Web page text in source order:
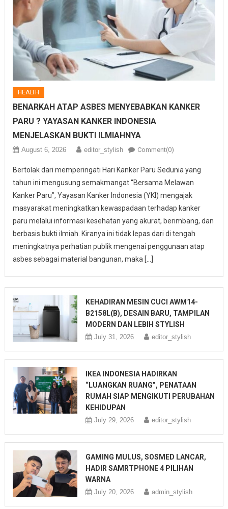
HEALTH
BENARKAH ATAP ASBES MENYEBABKAN KANKER
PARU ? YAYASAN KANKER INDONESIA
MENJELASKAN BUKTI ILMIAHNYA
August 6, 2026 editor_stylish Comment(0)
Bertolak dari memperingati Hari Kanker Paru Sedunia yang
tahun ini mengusung semakmangat “Bersama Melawan
Kanker Paru”, Yayasan Kanker Indonesia (YKI) mengajak
masyarakat meningkatkan kewaspadaan terhadap kanker
paru melalui informasi kesehatan yang akurat, berimbang, dan
berbasis bukti ilmiah. Kiranya ini tidak lepas dari di tengah
meningkatnya perhatian publik mengenai penggunaan atap
asbes sebagai material bangunan, maka […]
KEHADIRAN MESIN CUCI AWM14-
B2158L(B), DESAIN BARU, TAMPILAN
MODERN DAN LEBIH STYLISH
July 31, 2026 editor_stylish
IKEA INDONESIA HADIRKAN
“LUANGKAN RUANG”, PENATAAN
RUMAH SIAP MENGIKUTI PERUBAHAN
KEHIDUPAN
July 29, 2026 editor_stylish
GAMING MULUS, SOSMED LANCAR,
HADIR SAMRTPHONE 4 PILIHAN
WARNA
July 20, 2026 admin_stylish